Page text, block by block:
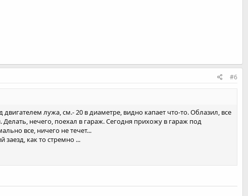
#6
лужа, см.- 20 в диаметре, видно капает что-то. Облазил, все
нечего, поехал в гараж. Сегодня прихожу в гараж под
все, ничего не течет...
как то стремно ...